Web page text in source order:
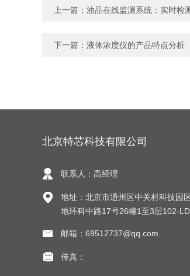
上一篇： 油品在线监测系统：实时检
下一篇： 液体浓度仪的产品特点分析
北京特芯科技有限公司
联系人：高经理
地址：北京市通州区中关村科技园
地环科中路17号26幢1至3层102-
邮箱：69512737@qq.com
传真：